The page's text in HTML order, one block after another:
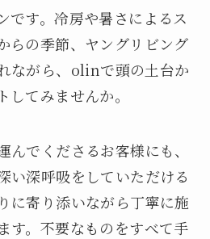
です。冷房や暑さによるス
らの季節、ヤングリビング
ながら、olinで頭の土台か
してみませんか。
でくださるお客様にも、
い深呼吸をしていただける
に寄り添いながら丁寧に施
す。不要なものをすべて手